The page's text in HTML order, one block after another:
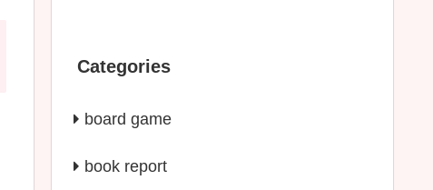
Categories
board game
book report